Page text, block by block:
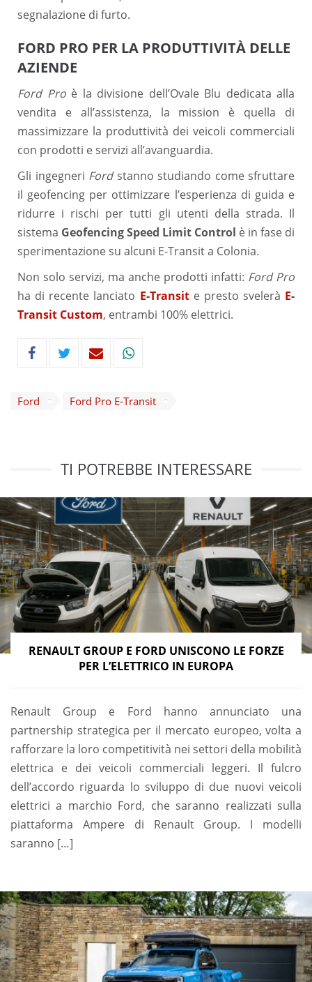
segnalazione di furto.
FORD PRO PER LA PRODUTTIVITÀ DELLE
AZIENDE
Ford Proè la divisione dell’Ovale Blu dedicata alla
vendita e all’assistenza, la mission è quella di
massimizzare la produttività dei veicoli commerciali
con prodotti e servizi all’avanguardia.
Gli ingegneri Fordstanno studiando come sfruttare
il geofencing per ottimizzare l’esperienza di guida e
ridurre i rischi per tutti gli utenti della strada. Il
sistema Geofencing Speed Limit Control è in fase di
sperimentazione su alcuni E-Transit a Colonia.
Non solo servizi, ma anche prodotti infatti: Ford Pro
ha di recente lanciato E-Transit e presto svelerà E-
Transit Custom, entrambi 100% elettrici.
Ford Ford Pro E-Transit
TI POTREBBE INTERESSARE
RENAULT GROUP E FORD UNISCONO LE FORZE
PER L’ELETTRICO IN EUROPA
Renault Group e Ford hanno annunciato una
partnership strategica per il mercato europeo, volta a
rafforzare la loro competitività nei settori della mobilità
elettrica e dei veicoli commerciali leggeri. Il fulcro
dell’accordo riguarda lo sviluppo di due nuovi veicoli
elettrici a marchio Ford, che saranno realizzati sulla
piattaforma Ampere di Renault Group. I modelli
saranno […]